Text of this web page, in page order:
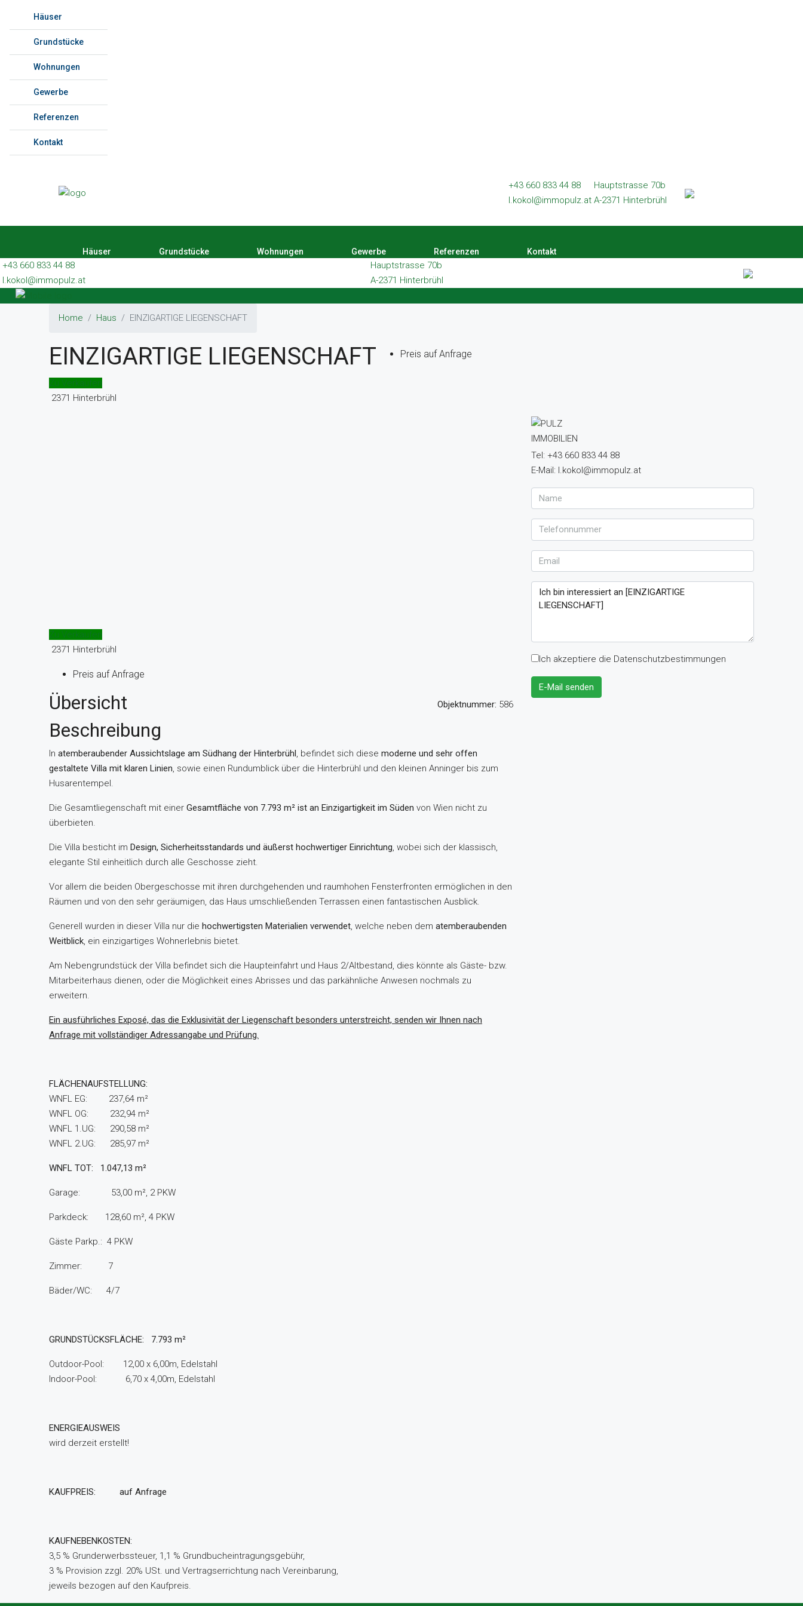
Häuser
Grundstücke
Wohnungen
Gewerbe
Referenzen
Kontakt
+43 660 833 44 88
l.kokol@immopulz.at
Hauptstrasse 70b
A-2371 Hinterbrühl
Häuser Grundstücke Wohnungen Gewerbe Referenzen Kontakt
+43 660 833 44 88
l.kokol@immopulz.at
Hauptstrasse 70b
A-2371 Hinterbrühl
Home Haus EINZIGARTIGE LIEGENSCHAFT
EINZIGARTIGE LIEGENSCHAFT Preis auf Anfrage
Zu Verkaufen
2371 Hinterbrühl
Zu Verkaufen
2371 Hinterbrühl
Preis auf Anfrage
Übersicht Objektnummer: 586
Beschreibung
In atemberaubender Aussichtslage am Südhang der Hinterbrühl , befindet sich diese moderne und sehr offen
gestaltete Villa mit klaren Linien , sowie einen Rundumblick über die Hinterbrühl und den kleinen Anninger bis zum
Husarentempel.
Die Gesamtliegenschaft mit einer Gesamtfläche von 7.793 m² ist an Einzigartigkeit im Süden von Wien nicht zu
überbieten.
Die Villa besticht im Design, Sicherheitsstandards und äußerst hochwertiger Einrichtung , wobei sich der klassisch,
elegante Stil einheitlich durch alle Geschosse zieht.
Vor allem die beiden Obergeschosse mit ihren durchgehenden und raumhohen Fensterfronten ermöglichen in den
Räumen und von den sehr geräumigen, das Haus umschließenden Terrassen einen fantastischen Ausblick.
Generell wurden in dieser Villa nur die hochwertigsten Materialien verwendet , welche neben dem atemberaubenden
Weitblick , ein einzigartiges Wohnerlebnis bietet.
Am Nebengrundstück der Villa befindet sich die Haupteinfahrt und Haus 2/Altbestand, dies könnte als Gäste- bzw.
Mitarbeiterhaus dienen, oder die Möglichkeit eines Abrisses und das parkähnliche Anwesen nochmals zu
erweitern.
Ein ausführliches Exposé, das die Exklusivität der Liegenschaft besonders unterstreicht, senden wir Ihnen nach
Anfrage mit vollständiger Adressangabe und Prüfung.
FLÄCHENAUFSTELLUNG:
WNFL EG: 237,64 m²
WNFL OG: 232,94 m²
WNFL 1.UG: 290,58 m²
WNFL 2.UG: 285,97 m²
WNFL TOT: 1.047,13 m²
Garage: 53,00 m², 2 PKW
Parkdeck: 128,60 m², 4 PKW
Gäste Parkp.: 4 PKW
Zimmer: 7
Bäder/WC: 4/7
GRUNDSTÜCKSFLÄCHE: 7.793 m²
Outdoor-Pool: 12,00 x 6,00m, Edelstahl
Indoor-Pool: 6,70 x 4,00m, Edelstahl
ENERGIEAUSWEIS
wird derzeit erstellt!
KAUFPREIS: auf Anfrage
KAUFNEBENKOSTEN:
3,5 % Grunderwerbssteuer, 1,1 % Grundbucheintragungsgebühr,
3 % Provision zzgl. 20% USt. und Vertragserrichtung nach Vereinbarung,
jeweils bezogen auf den Kaufpreis.
Tel: +43 660 833 44 88
E-Mail: l.kokol@immopulz.at
Ich akzeptiere die Datenschutzbestimmungen
E-Mail senden